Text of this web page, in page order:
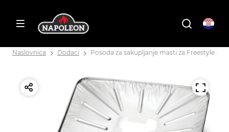
Naslovnica Dodaci Posoda za sakupljanje masti za Freestyle 425